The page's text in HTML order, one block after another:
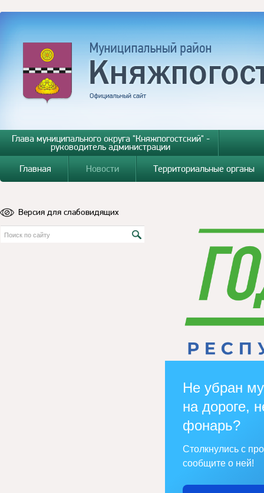
Глава муниципального округа "Княжпогостский" -
руководитель администрации
Главная
Новости Территориальные органы
Версия для слабовидящих
Не убран
на дороге,
фонарь?
Столкнулись с
сообщите о ней!